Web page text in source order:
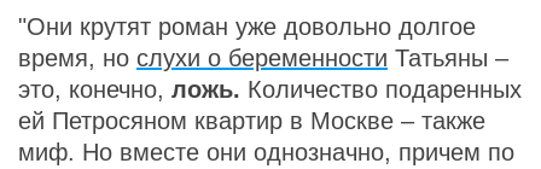
"Они крутят роман уже довольно долгое
время, но слухи о беременности Татьяны –
это, конечно, ложь. Количество подаренных
ей Петросяном квартир в Москве – также
миф. Но вместе они однозначно, причем по